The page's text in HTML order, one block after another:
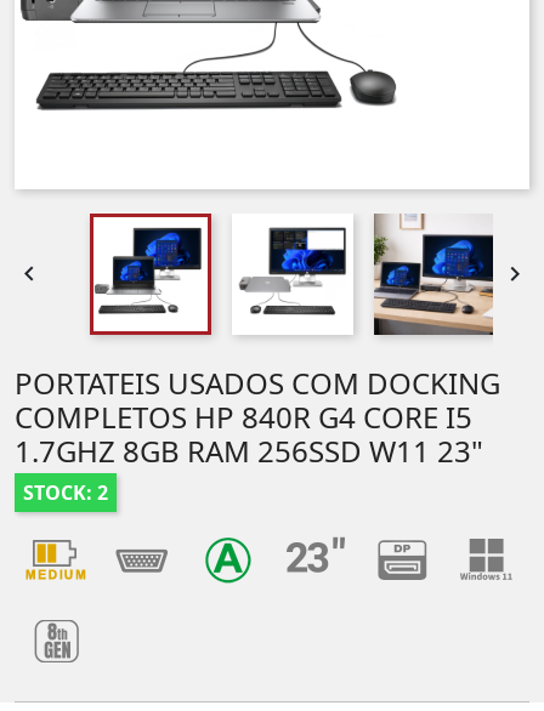
 
PORTATEIS USADOS COM DOCKING
COMPLETOS HP 840R G4 CORE I5
1.7GHZ 8GB RAM 256SSD W11 23"
STOCK: 2